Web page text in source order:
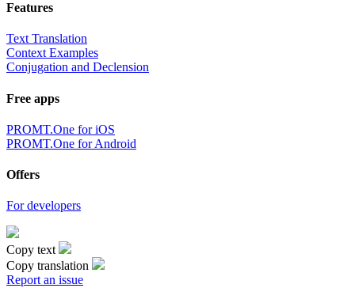
Features
Text Translation
Context Examples
Conjugation and Declension
Free apps
PROMT.One for iOS
PROMT.One for Android
Offers
For developers
Copy text
Copy translation
Report an issue